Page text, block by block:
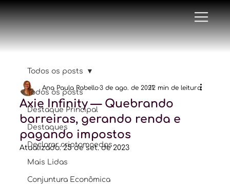
Todos os posts
Destaque Principal
Destaques
Declarar criptomoedas
Mais Lidas
Conjuntura Econômica
Todos os posts
Axie Infinity — Quebrando
barreiras, gerando renda e
pagando impostos
Ana Paula Rabello3 de ago. de 202112 min de leitura
Atualizado:25 de set. de 2023